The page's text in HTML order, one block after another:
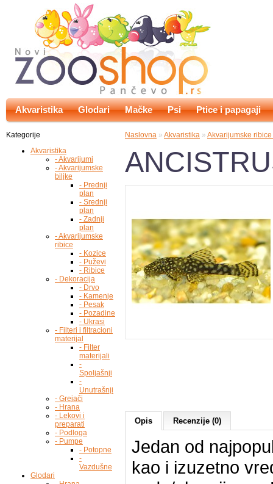
Akvaristika Glodari Mačke Psi Ptice i papagaji
Kategorije
Akvaristika
- Akvarijumi
- Akvarijumske
biljke
- Prednji
plan
- Srednji
plan
- Zadnji
plan
- Akvarijumske
ribice
- Kozice
- Puževi
- Ribice
- Dekoracija
- Drvo
- Kamenje
- Pesak
- Pozadine
- Ukrasi
- Filteri i filtracioni
materijal
- Filter
materijali
-
Spoljašnji
-
Unutrašnji
- Grejači
- Hrana
- Lekovi i
preparati
- Podloga
- Pumpe
- Potopne
-
Vazdušne
Glodari
Naslovna » Akvaristika » Akvarijumske ribice
Opis Recenzije (0)
Jedan od
kao i izuzetno